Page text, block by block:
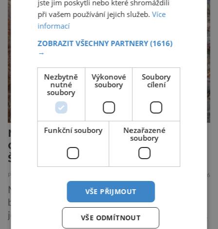
výzkum však ukazuje, že skutečnost je mnohem
zajímavější. Rostliny totiž dokážou své okolí
vnímat prostřednictvím mechanických podnětů
a samy také vydávají zvuky […]
Nejodvážnější zvíře podle
Guinnessovy knihy rekordů?
Šelmička s pruhem na hřbetě!
PŘÍRODA 5.8.2026
Medojed kapský je lasicovitá šelma, kterou
bychom velikostí mohli přirovnat k českému
jezevci. Je extrémně nebojácná, ostatně bývá
jste jim poskytli nebo které shromáždili
při vašem používání jejich služeb.Více
informací
ZOBRAZIT VŠECHNY PARTNERY(1616)
→
Nezbytně
nutné
soubory
Výkonové
soubory
Soubory
cílení
Funkční soubory
Nezařazené
soubory
VŠE PŘIJMOUT
VŠE ODMÍTNOUT